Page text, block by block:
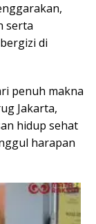
serta
di
penuh makna
Jakarta,
hidup sehat
harapan